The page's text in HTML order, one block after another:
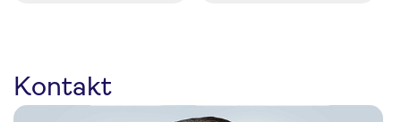
Kontakt